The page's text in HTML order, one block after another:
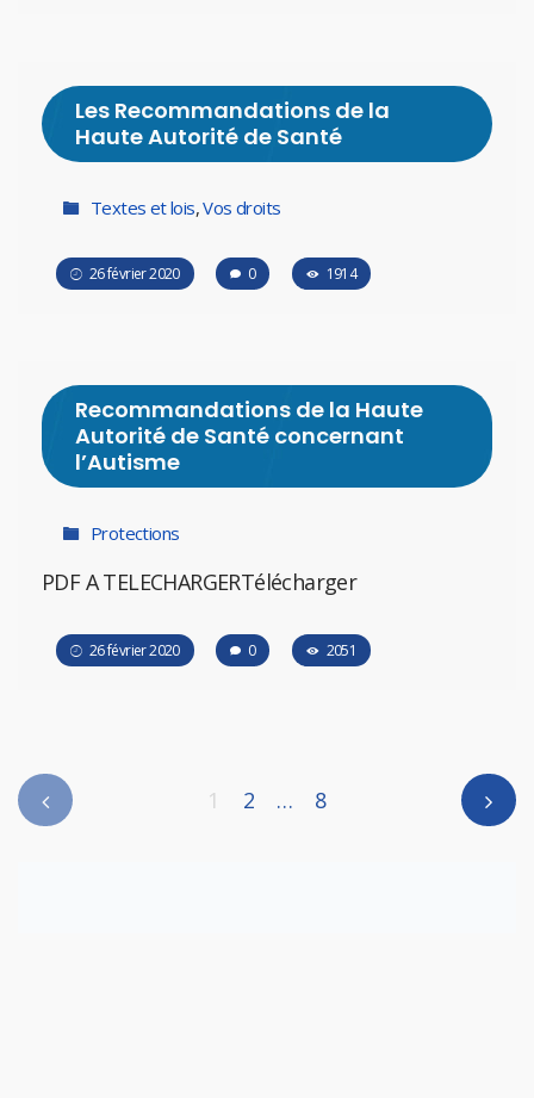
Les Recommandations de la
Haute Autorité de Santé
Textes et lois,Vos droits
26 février 2020 0 1914
Recommandations de la Haute
Autorité de Santé concernant
l’Autisme
Protections
PDF A TELECHARGERTélécharger
26 février 2020 0 2051
1 2 … 8